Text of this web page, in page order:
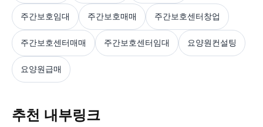
주간보호임대 주간보호매매 주간보호센터창업
주간보호센터매매 주간보호센터임대 요양원컨설팅
요양원급매
추천 내부링크